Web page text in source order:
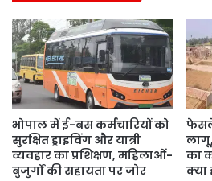
भोपाल में ई-बस कर्मचारियों को
सुरक्षित ड्राइविंग और यात्री
व्यवहार का प्रशिक्षण, महिलाओं-
बुजुर्गों की सहायता पर जोर
का
क्या